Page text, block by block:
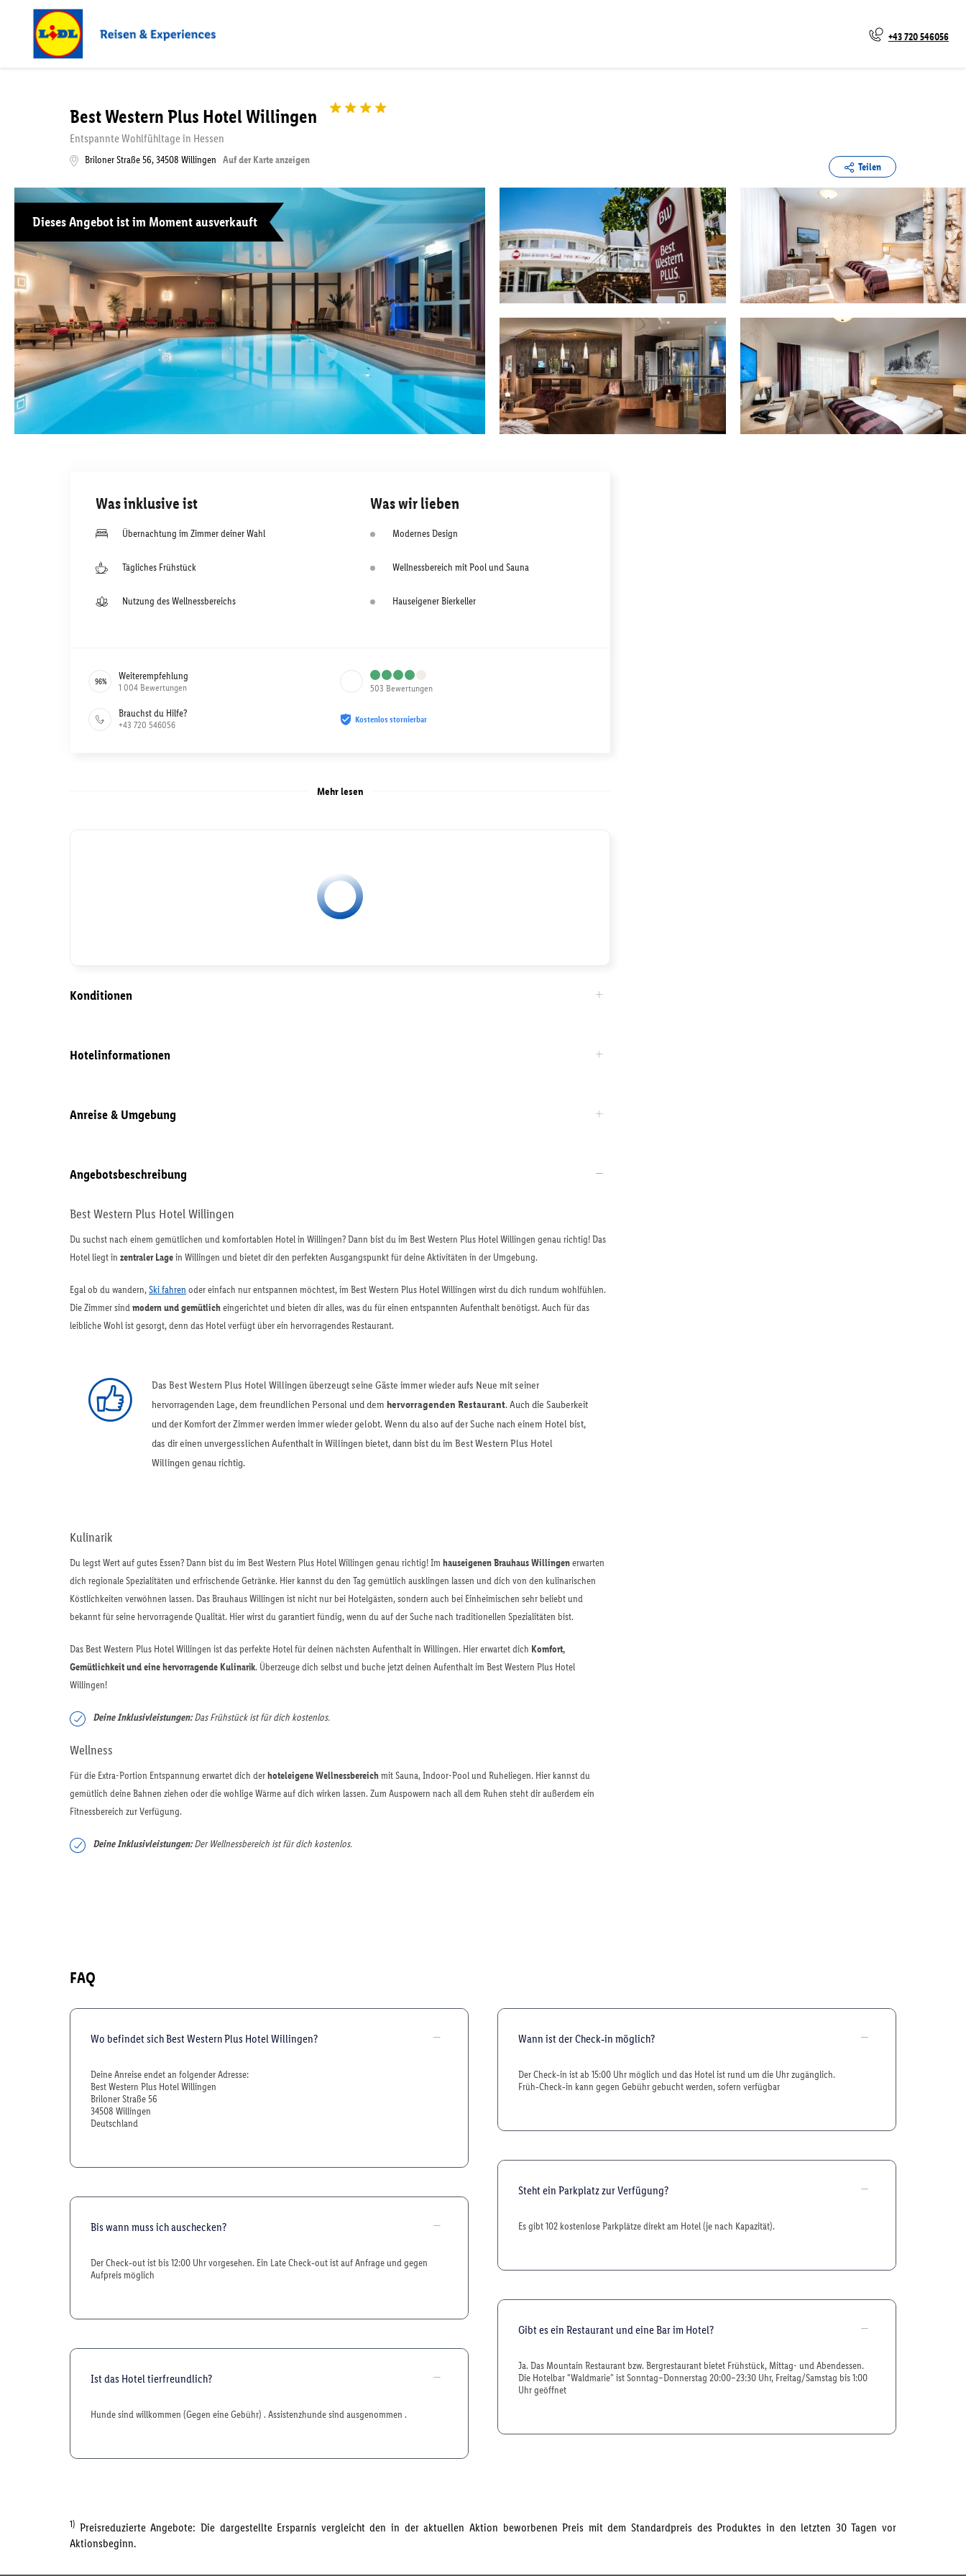
+43 720 546056
Best Western Plus Hotel Willingen
Entspannte Wohlfühltage in Hessen
Briloner Straße 56,34508 Willingen Auf der Karte anzeigen
Teilen
Dieses Angebot ist im Moment ausverkauft
Was inklusive ist
Übernachtung im Zimmer deiner Wahl
Tägliches Frühstück
Nutzung des Wellnessbereichs
Was wir lieben
Modernes Design
Wellnessbereich mit Pool und Sauna
Hauseigener Bierkeller
96% Weiterempfehlung
1 004 Bewertungen 503 Bewertungen
Brauchst du Hilfe?
+43 720 546056 Kostenlos stornierbar
Mehr lesen
Konditionen
Hotelinformationen
Anreise & Umgebung
Angebotsbeschreibung
Best Western Plus Hotel Willingen
Du suchst nach einem gemütlichen und komfortablen Hotel in Willingen? Dann bist du im Best Western Plus Hotel Willingen genau richtig! Das
Hotel liegt in zentraler Lagein Willingen und bietet dir den perfekten Ausgangspunkt für deine Aktivitäten in der Umgebung.
Egal ob du wandern,Ski fahren oder einfach nur entspannen möchtest, im Best Western Plus Hotel Willingen wirst du dich rundum wohlfühlen.
Die Zimmer sindmodern und gemütlicheingerichtet und bieten dir alles, was du für einen entspannten Aufenthalt benötigst. Auch für das
leibliche Wohl ist gesorgt, denn das Hotel verfügt über ein hervorragendes Restaurant.
Das Best Western Plus Hotel Willingen überzeugt seine Gäste immer wieder aufs Neue mit seiner
hervorragenden Lage, dem freundlichen Personal und dem hervorragenden Restaurant. Auch die Sauberkeit
und der Komfort der Zimmer werden immer wieder gelobt. Wenn du also auf der Suche nach einem Hotel bist,
das dir einen unvergesslichen Aufenthalt in Willingen bietet, dann bist du im Best Western Plus Hotel
Willingen genau richtig.
Kulinarik
Du legst Wert auf gutes Essen? Dann bist du im Best Western Plus Hotel Willingen genau richtig! Im hauseigenen Brauhaus Willingenerwarten
dich regionale Spezialitäten und erfrischende Getränke. Hier kannst du den Tag gemütlich ausklingen lassen und dich von den kulinarischen
Köstlichkeiten verwöhnen lassen. Das Brauhaus Willingen ist nicht nur bei Hotelgästen, sondern auch bei Einheimischen sehr beliebt und
bekannt für seine hervorragende Qualität. Hier wirst du garantiert fündig, wenn du auf der Suche nach traditionellen Spezialitäten bist.
Das Best Western Plus Hotel Willingen ist das perfekte Hotel für deinen nächsten Aufenthalt in Willingen. Hier erwartet dich Komfort,
Gemütlichkeit und eine hervorragende Kulinarik. Überzeuge dich selbst und buche jetzt deinen Aufenthalt im Best Western Plus Hotel
Willingen!
Deine Inklusivleistungen:Das Frühstück ist für dich kostenlos.
Wellness
Für die Extra-Portion Entspannung erwartet dich derhoteleigene Wellnessbereichmit Sauna, Indoor-Pool und Ruheliegen. Hier kannst du
gemütlich deine Bahnen ziehen oder die wohlige Wärme auf dich wirken lassen. Zum Auspowern nach all dem Ruhen steht dir außerdem ein
Fitnessbereich zur Verfügung.
Deine Inklusivleistungen:Der Wellnessbereich ist für dich kostenlos.
FAQ
Wo befindet sich Best Western Plus Hotel Willingen?
Deine Anreise endet an folgender Adresse:
Best Western Plus Hotel Willingen
Briloner Straße 56
34508 Willingen
Deutschland
Bis wann muss ich auschecken?
Der Check‑out ist bis 12:00 Uhr vorgesehen. Ein Late Check‑out ist auf Anfrage und gegen
Aufpreis möglich
Ist das Hotel tierfreundlich?
Hunde sind willkommen (Gegen eine Gebühr) . Assistenzhunde sind ausgenommen .
Wann ist der Check‑in möglich?
Der Check‑in ist ab 15:00 Uhr möglich und das Hotel ist rund um die Uhr zugänglich.
Früh‑Check‑in kann gegen Gebühr gebucht werden, sofern verfügbar
Steht ein Parkplatz zur Verfügung?
Es gibt 102 kostenlose Parkplätze direkt am Hotel (je nach Kapazität).
Gibt es ein Restaurant und eine Bar im Hotel?
Ja. Das Mountain Restaurant bzw. Bergrestaurant bietet Frühstück, Mittag- und Abendessen.
Die Hotelbar “Waldmarie” ist Sonntag–Donnerstag 20:00–23:30 Uhr, Freitag/Samstag bis 1:00
Uhr geöffnet
1) Preisreduzierte Angebote: Die dargestellte Ersparnis vergleicht den in der aktuellen Aktion beworbenen Preis mit dem Standardpreis des Produktes in den letzten 30 Tagen vor
Aktionsbeginn.